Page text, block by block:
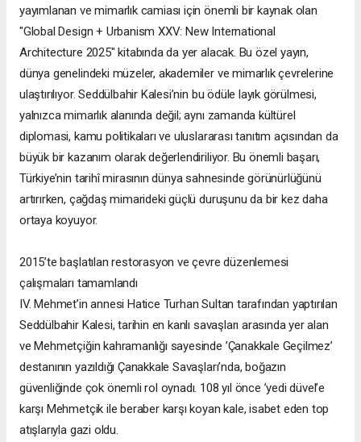
yayımlanan ve mimarlık camiası için önemli bir kaynak olan
"Global Design + Urbanism XXV: New International
Architecture 2025" kitabında da yer alacak. Bu özel yayın,
dünya genelindeki müzeler, akademiler ve mimarlık çevrelerine
ulaştırılıyor. Seddülbahir Kalesi’nin bu ödüle layık görülmesi,
yalnızca mimarlık alanında değil; aynı zamanda kültürel
diplomasi, kamu politikaları ve uluslararası tanıtım açısından da
büyük bir kazanım olarak değerlendiriliyor. Bu önemli başarı,
Türkiye’nin tarihî mirasının dünya sahnesinde görünürlüğünü
artırırken, çağdaş mimarideki güçlü duruşunu da bir kez daha
ortaya koyuyor.
2015’te başlatılan restorasyon ve çevre düzenlemesi
çalışmaları tamamlandı
IV. Mehmet’in annesi Hatice Turhan Sultan tarafından yaptırılan
Seddülbahir Kalesi, tarihin en kanlı savaşları arasında yer alan
ve Mehmetçiğin kahramanlığı sayesinde ’Çanakkale Geçilmez’
destanının yazıldığı Çanakkale Savaşları’nda, boğazın
güvenliğinde çok önemli rol oynadı. 108 yıl önce ’yedi düvel’e
karşı Mehmetçik ile beraber karşı koyan kale, isabet eden top
atışlarıyla gazi oldu.